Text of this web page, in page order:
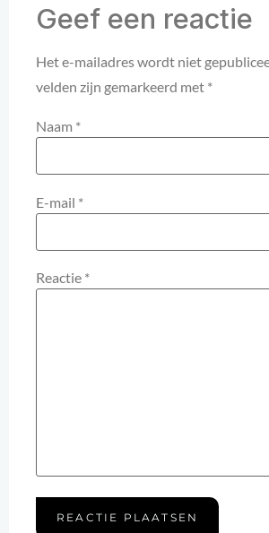
Geef een reactie
Het e-mailadres wordt niet
velden zijn gemarkeerd met *
Naam *
E-mail *
Reactie *